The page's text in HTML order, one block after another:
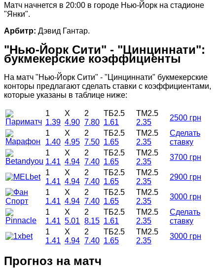
Матч начнется в 20:00 в городе Нью-Йорк на стадионе
"Янки".
Арбитр: Дэвид Гантар.
"Нью-Йорк Сити" - "Цинциннати":
букмекерские коэффициенты
На матч "Нью-Йорк Сити" - "Цинциннати" букмекерские
конторы предлагают сделать ставки с коэффициентами,
которые указаны в таблице ниже:
1
1.39
X
4.90
2
7.80
ТБ2.5
1.61
ТМ2.5
2.35
2500 грн
1
1.40
X
4.95
2
7.50
ТБ2.5
1.65
ТМ2.5
2.35
Сделать
ставку
1
1.41
X
4.94
2
7.40
ТБ2.5
1.65
ТМ2.5
2.35
3700 грн
1
1.41
X
4.94
2
7.40
ТБ2.5
1.65
ТМ2.5
2.35
2900 грн
1
1.41
X
4.94
2
7.40
ТБ2.5
1.65
ТМ2.5
2.35
3000 грн
1
1.41
X
5.01
2
8.15
ТБ2.5
1.61
ТМ2.5
2.35
Сделать
ставку
1
1.41
X
4.94
2
7.40
ТБ2.5
1.65
ТМ2.5
2.35
3000 грн
Прогноз на матч